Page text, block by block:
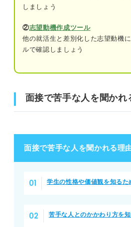
⑩言い訳や嘘が多い
⑪人の話を聞かない
⑭優柔不断な人
苦手な人の回答で好印象を
自己PRなどと関連
しましょう
②志望動機作成ツール
他の就活生と差別化した志望動機
ルで確認しましょう
面接で苦手な人を聞かれ
面接で苦手な人を聞かれる理
学生の性格や価値観を知るた
苦手な人とのかかわり方を
面接で苦手な人を聞かれる理由
「苦手な人」の面接での伝え方
①どんな人が苦手か
③根拠となるエピソード
⑤入社後はどのように対処するか